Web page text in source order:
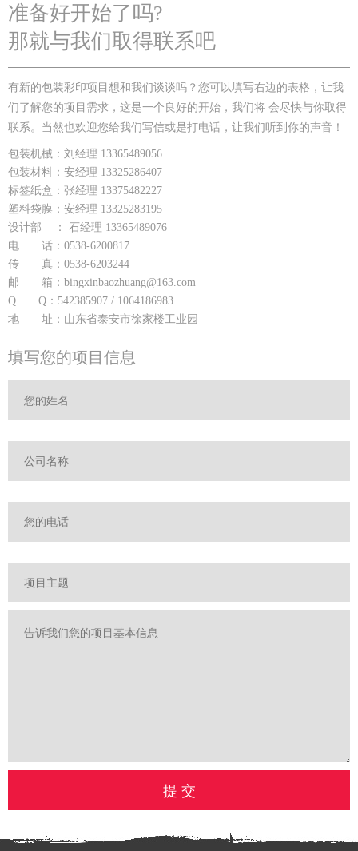
准备好开始了吗?
那就与我们取得联系吧
有新的包装彩印项目想和我们谈谈吗？您可以填写右边的表格，让我
们了解您的项目需求，这是一个良好的开始，我们将 会尽快与你取得
联系。当然也欢迎您给我们写信或是打电话，让我们听到你的声音！
包装机械：刘经理 13365489056
包装材料：安经理 13325286407
标签纸盒：张经理 13375482227
塑料袋膜：安经理 13325283195
设计部 ： 石经理 13365489076
电 话：0538-6200817
传 真：0538-6203244
邮 箱：bingxinbaozhuang@163.com
Q Q：542385907 / 1064186983
地 址：山东省泰安市徐家楼工业园
填写您的项目信息